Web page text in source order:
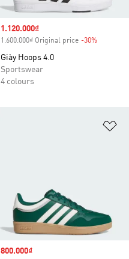
Sale price
1.120.000₫
1.600.000₫ Original price -30%
Giày Hoops 4.0
Sportswear
4 colours
Sale price
800.000₫